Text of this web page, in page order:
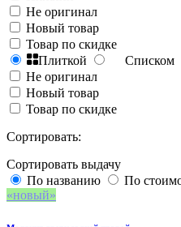
Не оригинал
Новый товар
Товар по скидке
Плиткой
Списком
Не оригинал
Новый товар
Товар по скидке
Сортировать:
Сортировать выдачу
По названию
По
новый